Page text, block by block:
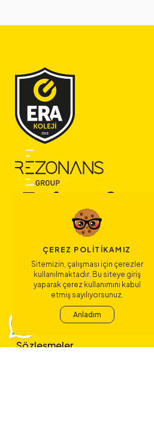
Bize Ulaşın
Bağlantılar
Sözleşmeler
ÇEREZ POLITIKAMIZ
Sitemizin, çalışması için çerezler
kullanılmaktadır. Bu siteye giriş
yaparak çerez kullanımını kabul
etmiş sayılıyorsunuz.
Anladım